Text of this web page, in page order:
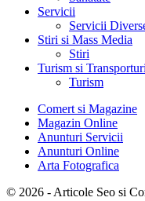
Servicii
Servicii
Stiri si Mass Media
Stiri
Turism si Transporturi
Turism
Comert si Magazine
Magazin Online
Anunturi Servicii
Anunturi Online
Arta Fotografica
© 2026 - Articole Seo si